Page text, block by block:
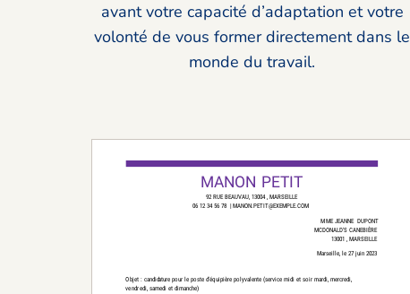
avant votre capacité d’adaptation et votre
volonté de vous former directement dans le
monde du travail.